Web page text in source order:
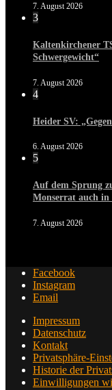
7. August 2026
3
Kaltenkirchener
Schwergewicht“
7. August 2026
4
Heider SV:
6. August 2026
5
Auf dem Sprung
Monserrat auch
7. August 2026
Facebook
Instagram
Email
Impressum
Datenschutz
Kontakt
Privatsphäre-
Historie der
Einwilligungen